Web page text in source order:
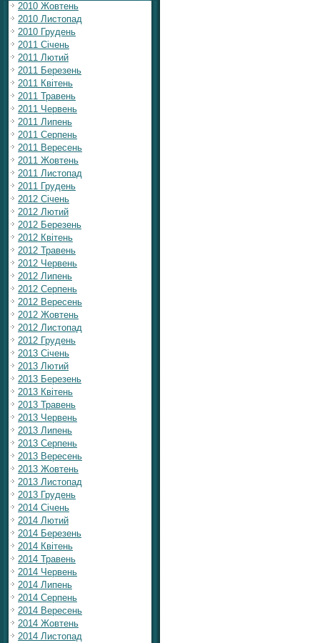
2010 Жовтень
2010 Листопад
2010 Грудень
2011 Січень
2011 Лютий
2011 Березень
2011 Квітень
2011 Травень
2011 Червень
2011 Липень
2011 Серпень
2011 Вересень
2011 Жовтень
2011 Листопад
2011 Грудень
2012 Січень
2012 Лютий
2012 Березень
2012 Квітень
2012 Травень
2012 Червень
2012 Липень
2012 Серпень
2012 Вересень
2012 Жовтень
2012 Листопад
2012 Грудень
2013 Січень
2013 Лютий
2013 Березень
2013 Квітень
2013 Травень
2013 Червень
2013 Липень
2013 Серпень
2013 Вересень
2013 Жовтень
2013 Листопад
2013 Грудень
2014 Січень
2014 Лютий
2014 Березень
2014 Квітень
2014 Травень
2014 Червень
2014 Липень
2014 Серпень
2014 Вересень
2014 Жовтень
2014 Листопад